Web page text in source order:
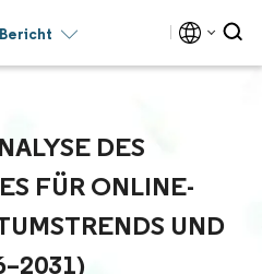
DES V
FÜR ONLINE-R
UND P